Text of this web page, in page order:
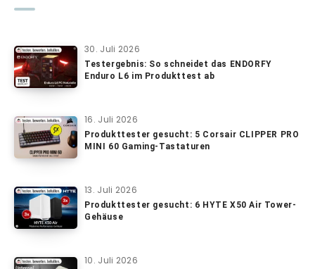
30. Juli 2026
Testergebnis: So schneidet das ENDORFY
Enduro L6 im Produkttest ab
16. Juli 2026
Produkttester gesucht: 5 Corsair CLIPPER PRO
MINI 60 Gaming-Tastaturen
13. Juli 2026
Produkttester gesucht: 6 HYTE X50 Air Tower-
Gehäuse
10. Juli 2026